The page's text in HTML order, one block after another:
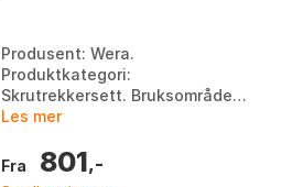
Produsent: Wera.
Produktkategori:
Skrutrekkersett. Bruksområde:
Vedlikehold. Type verktøy:
yellow / black. Størrelse: One
Les mer
Fra 801,-